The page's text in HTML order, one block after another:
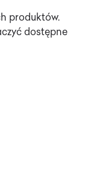
produktów.
dostępne